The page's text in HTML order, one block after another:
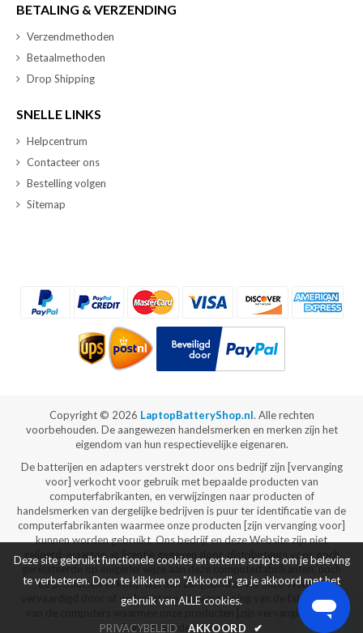
BETALING & VERZENDING
Verzendmethoden
Betaalmethoden
Drop Shipping
SNELLE LINKS
Helpcentrum
Contacteer ons
Bestelling volgen
Sitemap
Copyright © 2026 LaptopBatteryShop.nl. Alle rechten
voorbehouden. De aangewezen handelsmerken en merken zijn het
eigendom van hun respectievelijke eigenaren.
De batterijen en adapters verstrekt door ons bedrijf zijn [vervanging
voor] verkocht voor gebruik met bepaalde producten van
computerfabrikanten, en verwijzingen naar producten of
handelsmerken van dergelijke bedrijven is puur ter identificatie van de
computerfabrikanten waarmee onze producten [zijn vervanging voor]
kunnen worden gebruikt. Ons bedrijf en deze Website zijn niet
gelieerd, waartoe, in licentie gegeven door, distributeurs voor, noch
gerelateerde op enigerlei wijze aan deze computerfabrikanten, noch
de producten te koop worden aangeboden via onze Website
vervaardigd door of verkocht met de vergunning van de fabrikanten
van de computers waarmee onze producten [zijn vervanging voor]
kunnen worden gebruikt.
Deze site gebruikt functionele cookies en externe scripts om je beleving
te verbeteren. Door te klikken op "Akkoord", ga je akkoord met het
gebruik van ALLE cookies.
PRIVACYBELEID AKKOORD ✔